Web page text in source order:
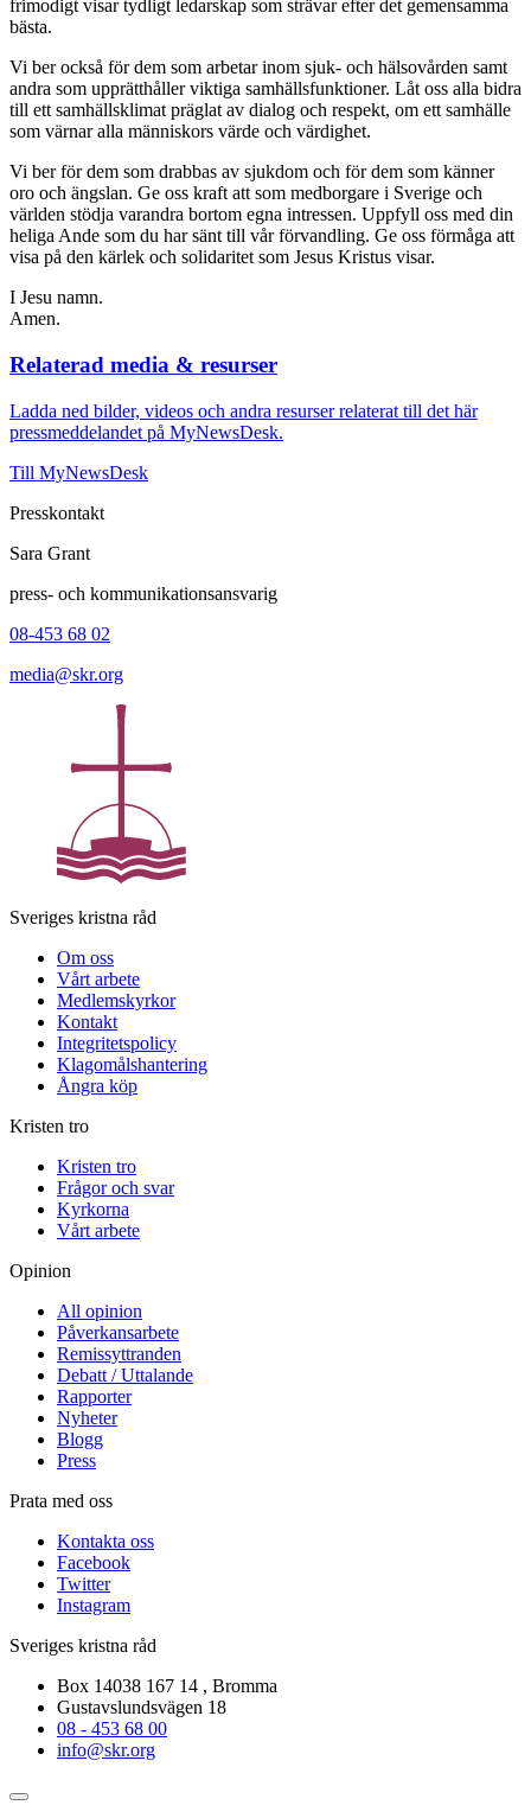
frimodigt visar tydligt ledarskap som strävar efter det gemensamma
bästa.
Vi ber också för dem som arbetar inom sjuk- och hälsovården samt
andra som upprätthåller viktiga samhällsfunktioner. Låt oss alla bidra
till ett samhällsklimat präglat av dialog och respekt, om ett samhälle
som värnar alla människors värde och värdighet.
Vi ber för dem som drabbas av sjukdom och för dem som känner
oro och ängslan. Ge oss kraft att som medborgare i Sverige och
världen stödja varandra bortom egna intressen. Uppfyll oss med din
heliga Ande som du har sänt till vår förvandling. Ge oss förmåga att
visa på den kärlek och solidaritet som Jesus Kristus visar.
I Jesu namn.
Amen.
Relaterad media & resurser
Ladda ned bilder, videos och andra resurser relaterat till det här
pressmeddelandet på MyNewsDesk.
Till MyNewsDesk
Presskontakt
Sara Grant
press- och kommunikationsansvarig
08-453 68 02
media@skr.org
Sveriges kristna råd
Om oss
Vårt arbete
Medlemskyrkor
Kontakt
Integritetspolicy
Klagomålshantering
Ångra köp
Kristen tro
Kristen tro
Frågor och svar
Kyrkorna
Vårt arbete
Opinion
All opinion
Påverkansarbete
Remissyttranden
Debatt / Uttalande
Rapporter
Nyheter
Blogg
Press
Prata med oss
Kontakta oss
Facebook
Twitter
Instagram
Sveriges kristna råd
Box 14038 167 14 , Bromma
Gustavslundsvägen 18
08 - 453 68 00
info@skr.org